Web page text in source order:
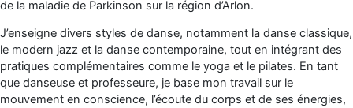
de la maladie de Parkinson sur la région d’Arlon.
J’enseigne divers styles de danse, notamment la danse classique,
le modern jazz et la danse contemporaine, tout en intégrant des
pratiques complémentaires comme le yoga et le pilates. En tant
que danseuse et professeure, je base mon travail sur le
mouvement en conscience, l’écoute du corps et de ses énergies,